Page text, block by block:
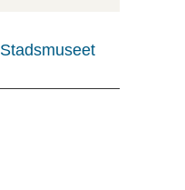
Stadsmuseet